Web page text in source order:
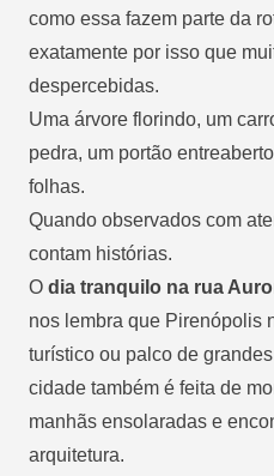
como essa fazem parte da
exatamente por isso que
despercebidas.
Uma árvore florindo, um
pedra, um portão
folhas.
Quando observados com
contam histórias.
O dia tranquilo na rua
nos lembra que Pirenópolis
turístico ou palco de
cidade também é feita de
manhãs ensolaradas e
arquitetura.